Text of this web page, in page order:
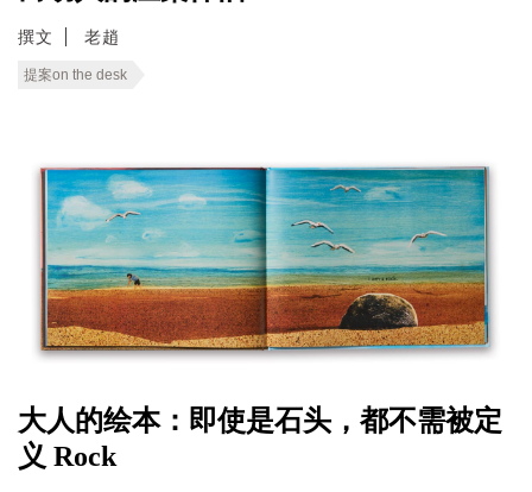
撰文 老趙
提案on the desk
大人的绘本：即使是石头，都不需被定
义 Rock